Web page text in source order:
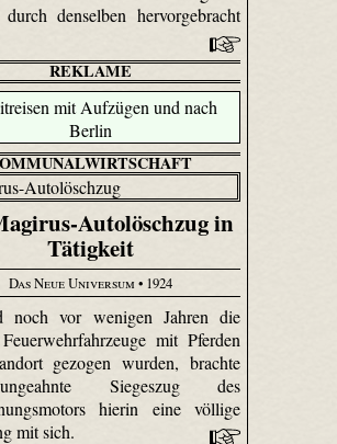
denselben hervorgebracht
REKLAME
Autolöschzug in
Tätigkeit
Das Neue Universum • 1924
noch vor wenigen Jahren die
mit Pferden
gezogen wurden, brachte
Siegeszug des
hierin eine völlige
mit sich.